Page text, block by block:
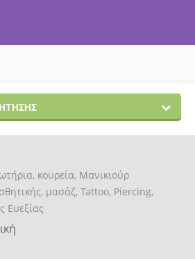
κουρεία, Μανικιούρ
μασάζ, Tattoo, Piercing,
Ευεξίας